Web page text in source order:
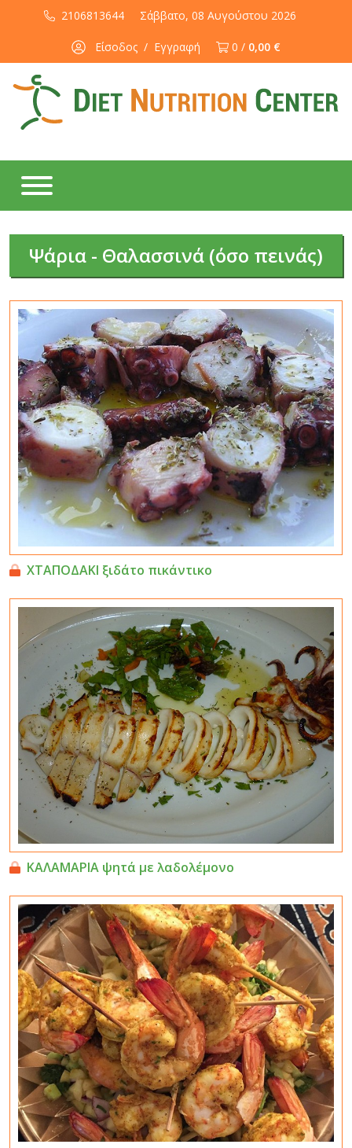
2106813644 Σάββατο, 08 Αυγούστου 2026
Είσοδος / Εγγραφή 0 / 0,00 €
Ψάρια - Θαλασσινά (όσο πεινάς)
ΧΤΑΠΟΔΑΚΙ ξιδάτο πικάντικο
ΚΑΛΑΜΑΡΙΑ ψητά με λαδολέμονο